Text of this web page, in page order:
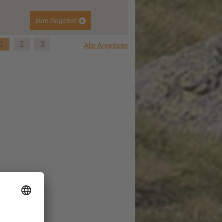
zum Angebot
1 2 3 Alle Angebote